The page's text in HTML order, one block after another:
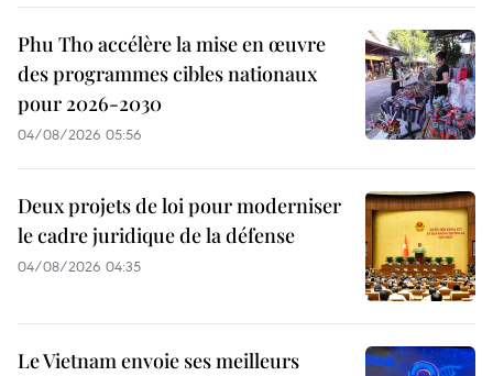
Phu Tho accélère la mise en œuvre
des programmes cibles nationaux
pour 2026-2030
04/08/2026 05:56
Deux projets de loi pour moderniser
le cadre juridique de la défense
04/08/2026 04:35
Le Vietnam envoie ses meilleurs